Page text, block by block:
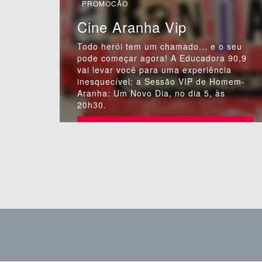
|PROMOCÃO
Cine Aranha Vip
Todo herói tem um chamado... e o seu
pode começar agora! A Educadora 90,9
vai levar você para uma experiência
inesquecível: a Sessão VIP de Homem-
Aranha: Um Novo Dia, no dia 5, às
20h30.